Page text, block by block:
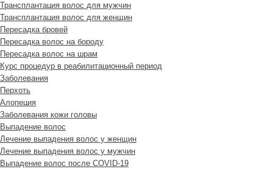
Трансплантация волос для мужчин
Трансплантация волос для женщин
Пересадка бровей
Пересадка волос на бороду
Пересадка волос на шрам
Курс процедур в реабилитационный период
Заболевания
Перхоть
Алопеция
Заболевания кожи головы
Выпадение волос
Лечение выпадения волос у женщин
Лечение выпадения волос у мужчин
Выпадение волос после COVID-19